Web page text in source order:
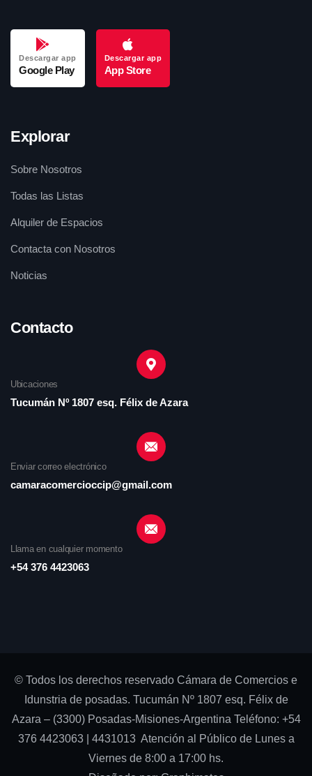
Descargar app
Google Play
Descargar app
App Store
Explorar
Sobre Nosotros
Todas las Listas
Alquiler de Espacios
Contacta con Nosotros
Noticias
Contacto
Ubicaciones
Tucumán Nº 1807 esq. Félix de Azara
Enviar correo electrónico
camaracomercioccip@gmail.com
Llama en cualquier momento
+54 376 4423063
© Todos los derechos reservado Cámara de Comercios e
Idunstria de posadas. Tucumán Nº 1807 esq. Félix de
Azara – (3300) Posadas-Misiones-Argentina Teléfono: +54
376 4423063 | 4431013 Atención al Público de Lunes a
Viernes de 8:00 a 17:00 hs.